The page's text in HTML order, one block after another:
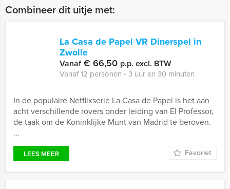
Combineer dit uitje met:
La Casa de Papel VR Dinerspel in
Zwolle
Vanaf€ 66,50 p.p. excl. BTW
Vanaf 12 personen ‐ 3 uur en 30 minuten
In de populaire Netflixserie La Casa de Papel is het aan
acht verschillende rovers onder leiding van El Professor,
de taak om de Koninklijke Munt van Madrid te beroven.
...
LEES MEER Favoriet